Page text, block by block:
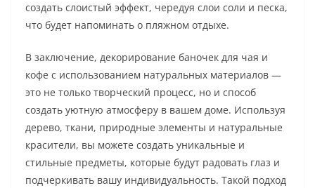
создать слоистый эффект, чередуя слои соли и песка,
что будет напоминать о пляжном отдыхе.
В заключение, декорирование баночек для чая и
кофе с использованием натуральных материалов —
это не только творческий процесс, но и способ
создать уютную атмосферу в вашем доме. Используя
дерево, ткани, природные элементы и натуральные
красители, вы можете создать уникальные и
стильные предметы, которые будут радовать глаз и
подчеркивать вашу индивидуальность. Такой подход